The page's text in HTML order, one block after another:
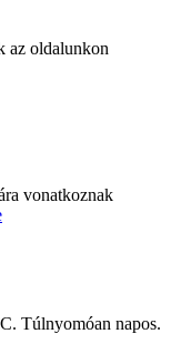
az oldalunkon
vonatkoznak
Túlnyomóan napos.